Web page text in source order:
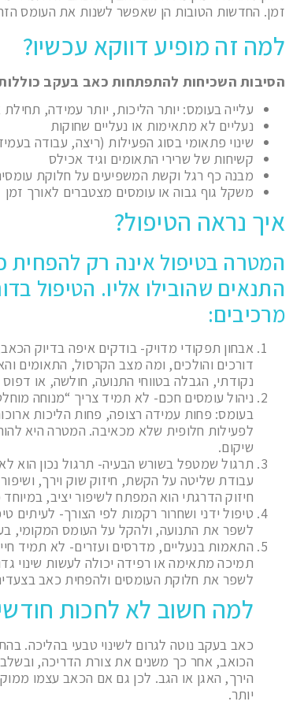
זמן. החדשות הטובות הן שאפשר לשנות את העומס
למה זה מופיע דווקא עכשיו?
הסיבות השכיחות להתפתחות כאב בעקב
עלייה בעומס: יותר הליכות, יותר עמידה,
נעליים לא מתאימות או נעליים שחוקות
שינוי פתאומי בסוג הפעילות (ריצה, עבודה
קשיחות של שרירי התאומים וגיד אכילס
מבנה כף רגל וקשת המשפיעים על חלוקת
משקל גוף גבוה או עומסים מצטברים לאורך זמן
איך נראה הטיפול?
המטרה בטיפול אינה רק
התנאים שהובילו אליו. הטיפול
מרכיבים:
אבחון תפקודי מדויק- בודקים איפה בדיוק
דורכים והולכים, ומה מצב הקרסול, התאומים
נקודתי, הגבלה בטווחי התנועה, חולשה, או
ניהול עומסים חכם- לא תמיד צריך “מנוחה
בעומס: פחות עמידה רצופה, פחות הליכות
לפעילות חלופית שלא מכאיבה. המטרה היא
שיקום.
תרגול שמטפל בשורש הבעיה- תרגול נכון הוא
עבודת שליטה על הקשת, חיזוק שוק וירך,
חיזוק הדרגתי הוא המפתח לשיפור יציב,
טיפול ידני ושחרור רקמות לפי הצורך- לעיתים
לשפר את התנועה, ולהקל על העומס המקומי,
התאמות בנעליים, מדרסים ועזרים- לא תמיד
תמיכה מתאימה או רפידה יכולה לעשות שינוי
לשפר את חלוקת העומסים ולהפחית כאב
למה חשוב לא לחכות
כאב בעקב נוטה לגרום לשינוי טבעי בהליכה.
הכואב, אחר כך משנים את צורת הדריכה,
הירך, האגן או הגב. לכן גם אם הכאב עצמו
יותר.